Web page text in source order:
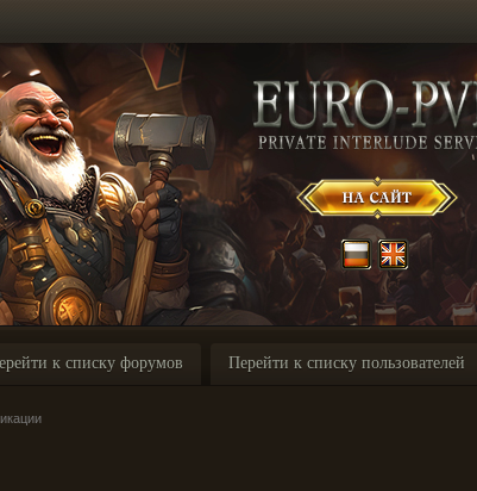
к списку форумов Перейти к списку пользователей